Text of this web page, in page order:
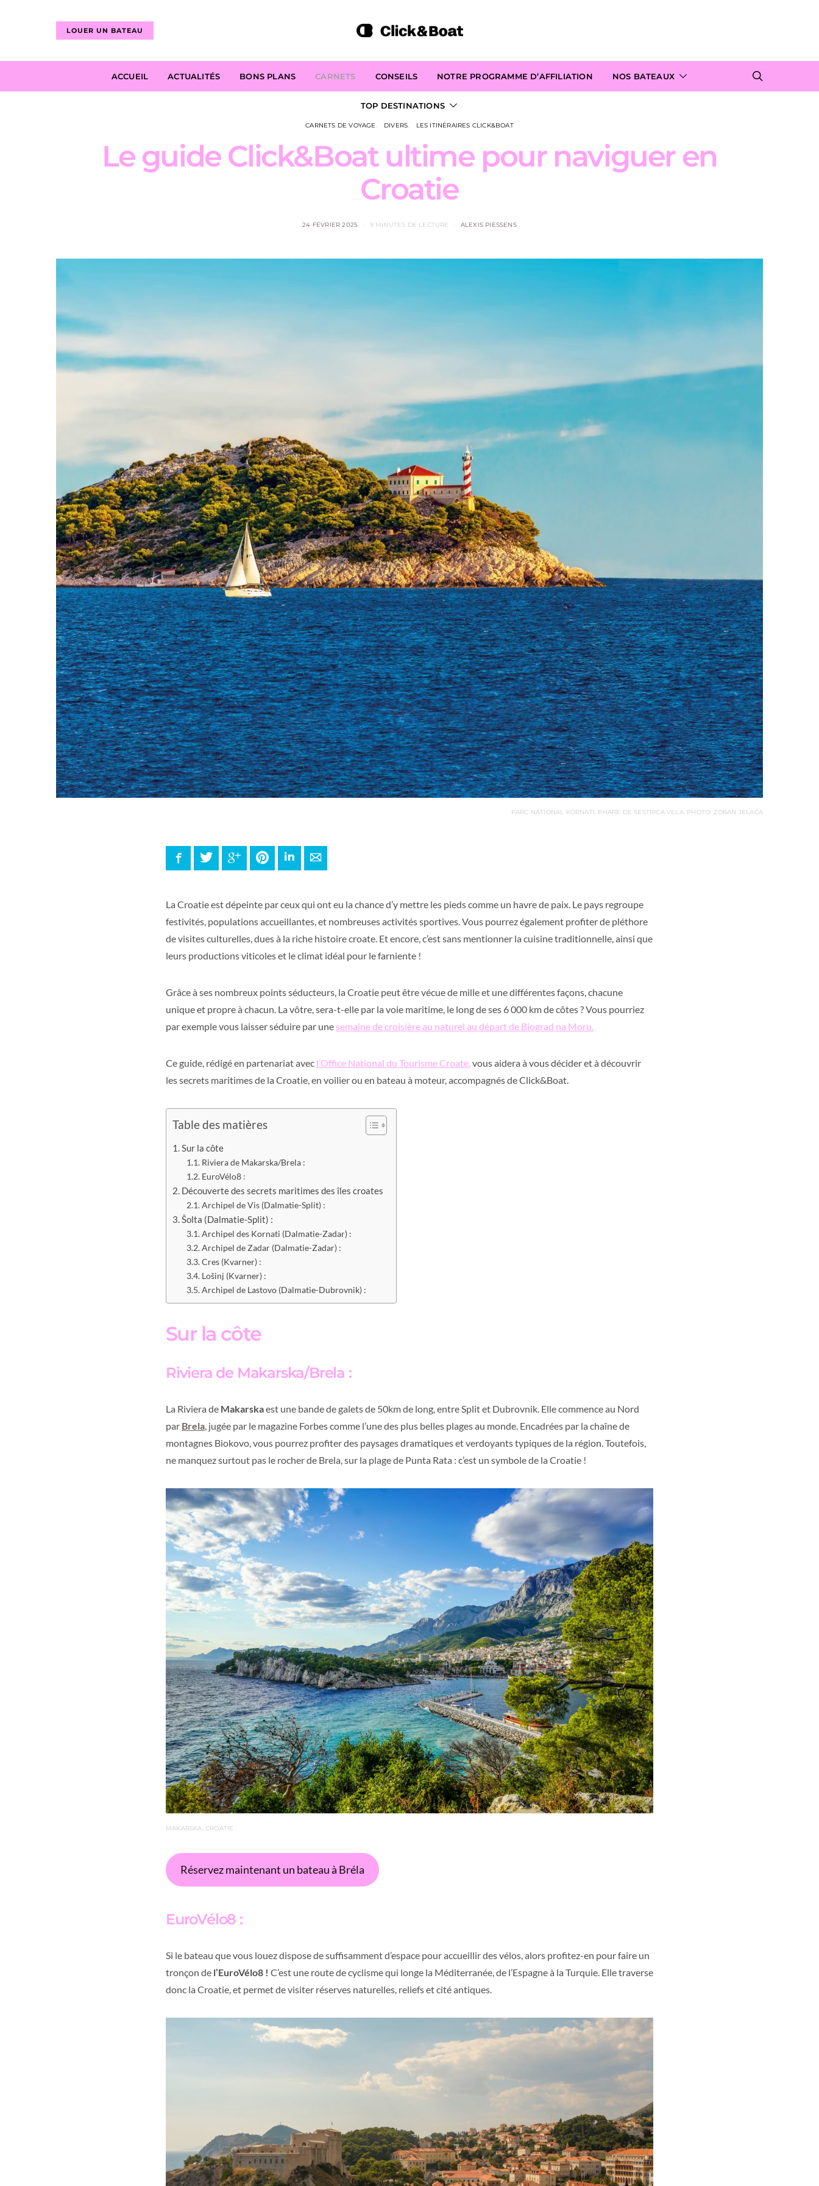
LOUER UN BATEAU
ACCUEIL ACTUALITÉS BONS PLANS CARNETS CONSEILS NOTRE PROGRAMME D’AFFILIATION NOS BATEAUX
TOP DESTINATIONS
CARNETS DE VOYAGE DIVERS LES ITINÉRAIRES CLICK&BOAT
Le guide Click&Boat ultime pour naviguer en
Croatie
24 FÉVRIER 2025 9 MINUTES DE LECTURE ALEXIS PIESSENS
PARC NATIONAL KORNATI, PHARE DE SESTRICA VELA. PHOTO: ZORAN JELAČA
FacebookTwitter Google+ PinterestLinkedInE-mail
La Croatie est dépeinte par ceux qui ont eu la chance d’y mettre les pieds comme un havre de paix. Le pays regroupe
festivités, populations accueillantes, et nombreuses activités sportives. Vous pourrez également profiter de pléthore
de visites culturelles, dues à la riche histoire croate. Et encore, c’est sans mentionner la cuisine traditionnelle, ainsi que
leurs productions viticoles et le climat idéal pour le farniente !
Grâce à ses nombreux points séducteurs, la Croatie peut être vécue de mille et une différentes façons, chacune
unique et propre à chacun. La vôtre, sera-t-elle par la voie maritime, le long de ses 6 000 km de côtes ? Vous pourriez
par exemple vous laisser séduire par une semaine de croisière au naturel au départ de Biograd na Moru.
Ce guide, rédigé en partenariat avec l’Office National du Tourisme Croate,vous aidera à vous décider et à découvrir
les secrets maritimes de la Croatie, en voilier ou en bateau à moteur, accompagnés de Click&Boat.
Table des matières
Sur la côte
Riviera de Makarska/Brela :
EuroVélo8 :
Découverte des secrets maritimes des îles croates
Archipel de Vis (Dalmatie-Split) :
Šolta (Dalmatie-Split) :
Archipel des Kornati (Dalmatie-Zadar) :
Archipel de Zadar (Dalmatie-Zadar) :
Cres (Kvarner) :
Lošinj (Kvarner) :
Archipel de Lastovo (Dalmatie-Dubrovnik) :
Sur la côte
Riviera de Makarska/Brela :
La Riviera de Makarskaest une bande de galets de 50km de long, entre Split et Dubrovnik. Elle commence au Nord
par Brela, jugée par le magazine Forbes comme l’une des plus belles plages au monde. Encadrées par la chaîne de
montagnes Biokovo, vous pourrez profiter des paysages dramatiques et verdoyants typiques de la région. Toutefois,
ne manquez surtout pas le rocher de Brela, sur la plage de Punta Rata : c’est un symbole de la Croatie !
MAKARSKA, CROATIE
Réservez maintenant un bateau à Bréla
EuroVélo8 :
Si le bateau que vous louez dispose de suffisamment d’espace pour accueillir des vélos, alors profitez-en pour faire un
tronçon de l’EuroVélo8 ! C’est une route de cyclisme qui longe la Méditerranée, de l’Espagne à la Turquie. Elle traverse
donc la Croatie, et permet de visiter réserves naturelles, reliefs et cité antiques.